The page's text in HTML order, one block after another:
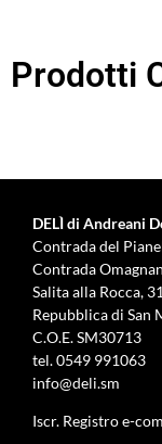
Prodotti
DELÌ di Andreani
Contrada del
Contrada
Salita alla Rocca, 31
Repubblica di San
C.O.E. SM30713
tel.0549 991063
info@deli.sm
Iscr. Registro e-